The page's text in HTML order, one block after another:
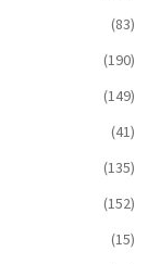
(83)
(190)
(149)
(41)
(135)
(152)
(15)